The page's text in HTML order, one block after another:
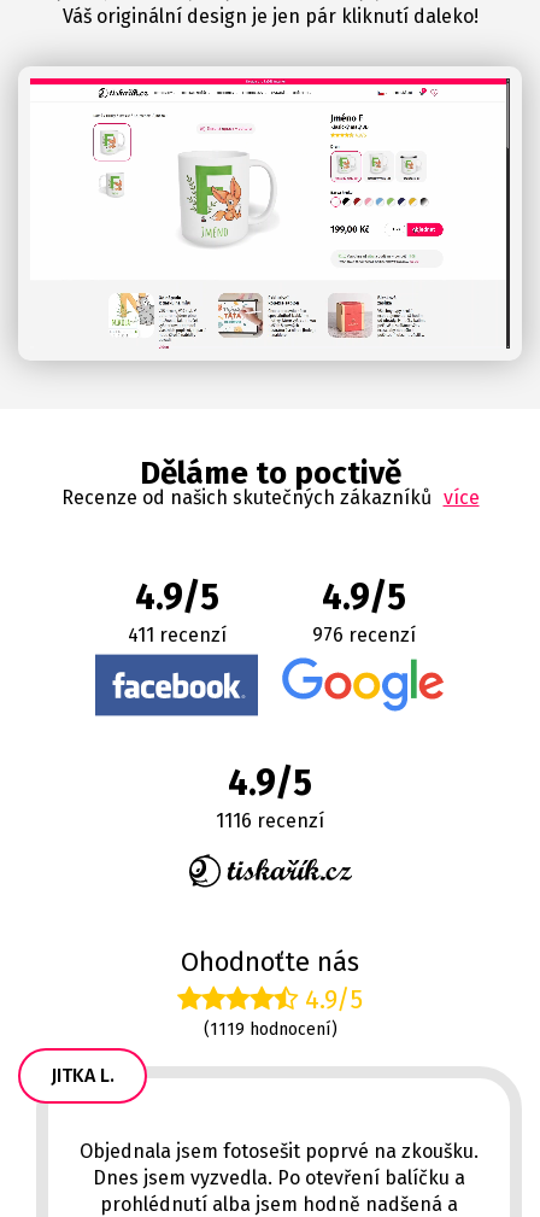
Váš originální design je jen pár kliknutí daleko!
Děláme to poctivě
Recenze od našich skutečných zákazníků více
4.9/5
411 recenzí
4.9/5
976 recenzí
4.9/5
1116 recenzí
Ohodnoťte nás
4.9/5
(1119 hodnocení)
JITKA L.
Objednala jsem fotosešit poprvé na zkoušku.
Dnes jsem vyzvedla. Po otevření balíčku a
prohlédnutí alba jsem hodně nadšená a